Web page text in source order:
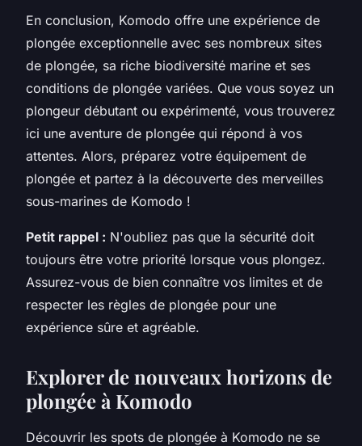
En conclusion, Komodo offre une expérience de
plongée exceptionnelle avec ses nombreux sites
de plongée, sa riche biodiversité marine et ses
conditions de plongée variées. Que vous soyez un
plongeur débutant ou expérimenté, vous trouverez
ici une aventure de plongée qui répond à vos
attentes. Alors, préparez votre équipement de
plongée et partez à la découverte des merveilles
sous-marines de Komodo !
Petit rappel : N'oubliez pas que la sécurité doit
toujours être votre priorité lorsque vous plongez.
Assurez-vous de bien connaître vos limites et de
respecter les règles de plongée pour une
expérience sûre et agréable.
Explorer de nouveaux horizons de
plongée à Komodo
Découvrir les spots de plongée à Komodo ne se